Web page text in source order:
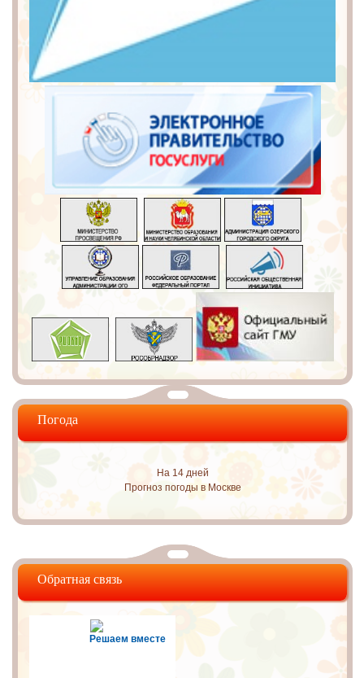
Погода
На 14 дней
Прогноз погоды в Москве
Обратная связь
Решаем вместе